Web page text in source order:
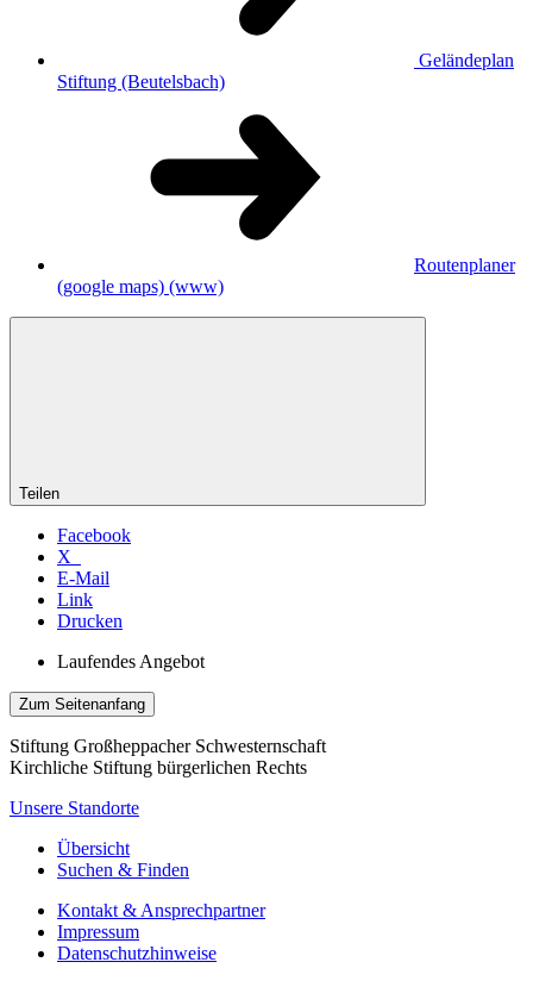
Geländeplan
Stiftung (Beutelsbach)
Routenplaner
(google maps) (www)
Teilen
Facebook
X
E-Mail
Link
Drucken
Laufendes Angebot
Zum Seitenanfang
Stiftung Großheppacher Schwesternschaft
Kirchliche Stiftung bürgerlichen Rechts
Unsere Standorte
Übersicht
Suchen & Finden
Kontakt & Ansprechpartner
Impressum
Datenschutzhinweise